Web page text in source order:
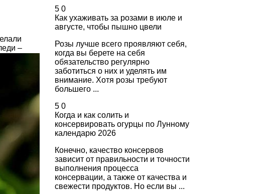
–
5 0
Как ухаживать за розами в июле и
августе, чтобы пышно цвели
Розы лучше всего проявляют себя,
когда вы берете на себя
обязательство регулярно
заботиться о них и уделять им
внимание. Хотя розы требуют
большего ...
5 0
Когда и как солить и
консервировать огурцы по Лунному
календарю 2026
Конечно, качество консервов
зависит от правильности и точности
выполнения процесса
консервации, а также от качества и
свежести продуктов. Но если вы ...